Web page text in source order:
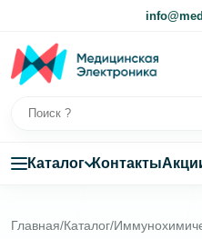
Каталог Контакты
Главная/Каталог/